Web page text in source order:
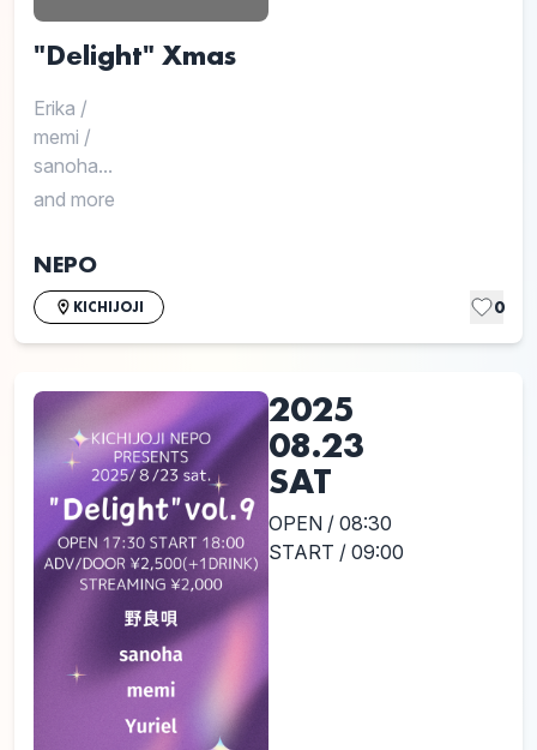
"Delight" Xmas
Erika /
memi /
sanoha...
and more
NEPO
KICHIJOJI 0
2025
08.23
SAT
OPEN / 08:30
START / 09:00